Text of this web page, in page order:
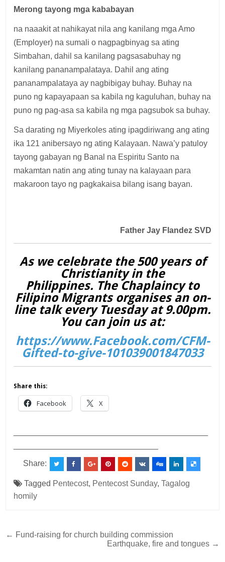
Merong tayong mga kababayan
na naaakit at nahikayat nila ang kanilang mga Amo
(Employer) na sumali o nagpagbinyag sa ating
Simbahan, dahil sa kanilang pagsasabuhay ng
kanilang pananampalataya. Dahil ang ating
pananampalataya ay nagbibigay buhay. Buhay na
puno ng kapayapaan sa kabila ng kaguluhan, buhay na
puno ng pag-asa sa kabila ng mga pagsubok sa buhay.
Sa darating ng Miyerkoles ating ipagdiriwang ang ating
ika 121 anibersayo ng ating Kalayaan. Nawa’y patuloy
tayong gabayan ng Banal na Espiritu Santo na
makamtan natin ang ating tunay na kalayaan para
makaroon tayo ng pagkakaisa bilang isang bayan.
Father Jay Flandez SVD
As we celebrate the 500 years of
Christianity in the
Philippines. The Chaplaincy to
Filipino Migrants organises an on-
line talk every Tuesday at 9.00pm.
You can join us at:
https://www.Facebook.com/CFM-
Gifted-to-give-101039001847033
Share this:
Facebook X
Share:
Tagged Pentecost, Pentecost Sunday,Tagalog
homily
Post
← Fund-raising for church building commission
Earthquake, fire and tongues →